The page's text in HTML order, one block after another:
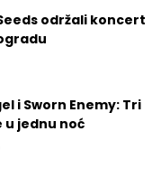
održali koncert
i Sworn Enemy: Tri
jednu noć